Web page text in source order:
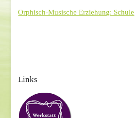
Orphisch-Musische Erziehung: Schule
Beitragsnavigation
Links